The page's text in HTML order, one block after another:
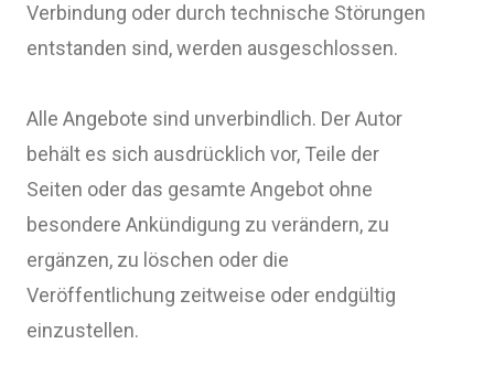
Verbindung oder durch technische Störungen
entstanden sind, werden ausgeschlossen.
Alle Angebote sind unverbindlich. Der Autor
behält es sich ausdrücklich vor, Teile der
Seiten oder das gesamte Angebot ohne
besondere Ankündigung zu verändern, zu
ergänzen, zu löschen oder die
Veröffentlichung zeitweise oder endgültig
einzustellen.